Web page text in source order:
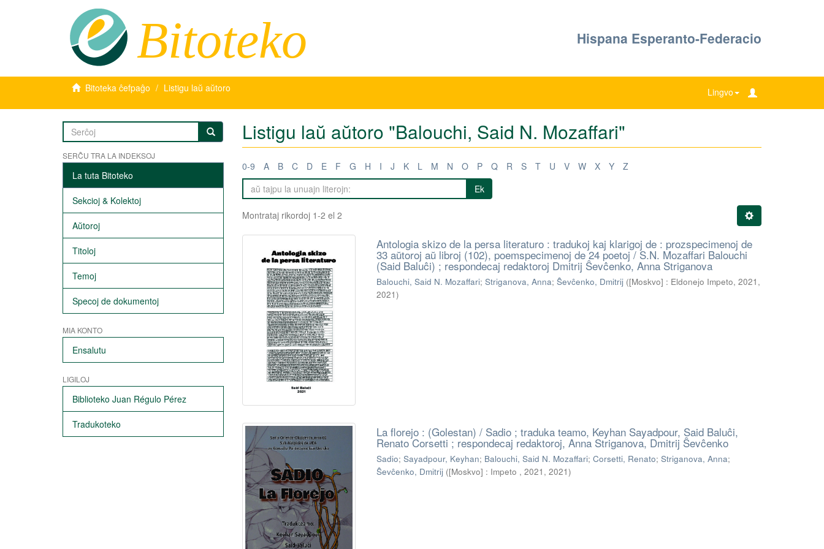
Bitoteko Hispana Esperanto-Federacio
Bitoteka ĉefpaĝo Listigu laŭ aŭtoro Lingvo
SERĈU TRA LA INDEKSOJ
La tuta Bitoteko
Sekcioj & Kolektoj
Aŭtoroj
Titoloj
Temoj
Specoj de dokumentoj
MIA KONTO
Ensalutu
LIGILOJ
Biblioteko Juan Régulo Pérez
Tradukoteko
Listigu laŭ aŭtoro "Balouchi, Said N. Mozaffari"
0-9 A B C D E F G H I J K L M N O P Q R S T U V W X Y
Z
Ek
Montrataj rikordoj 1-2 el 2
Antologia skizo de la persa literaturo : tradukoj kaj klarigoj de : prozspecimenoj de
33 aŭtoroj aŭ libroj (102), poemspecimenoj de 24 poetoj / S.N. Mozaffari Balouchi
(Said Baluĉi) ; respondecaj redaktoroj Dmitrij Ŝevĉenko, Anna Striganova
Balouchi, Said N. Mozaffari; Striganova, Anna; Ŝevĉenko, Dmitrij ([Moskvo] : Eldonejo Impeto, 2021 ,
2021)
La florejo : (Golestan) / Sadio ; traduka teamo, Keyhan Sayadpour, Said Baluĉi,
Renato Corsetti ; respondecaj redaktoroj, Anna Striganova, Dmitrij Ŝevĉenko
Sadio; Sayadpour, Keyhan; Balouchi, Said N. Mozaffari; Corsetti, Renato; Striganova, Anna;
Ŝevĉenko, Dmitrij ([Moskvo] : Impeto , 2021 , 2021)